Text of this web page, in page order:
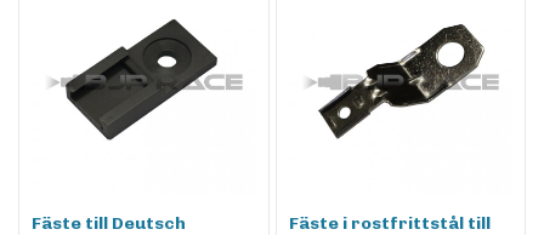
Fäste till Deutsch
Fäste i rostfrittstål till